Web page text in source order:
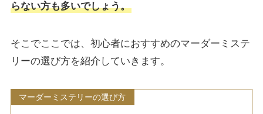
らない方も多いでしょう。
そこでここでは、初心者におすすめのマーダーミステ
リーの選び方を紹介していきます。
マーダーミステリーの選び方